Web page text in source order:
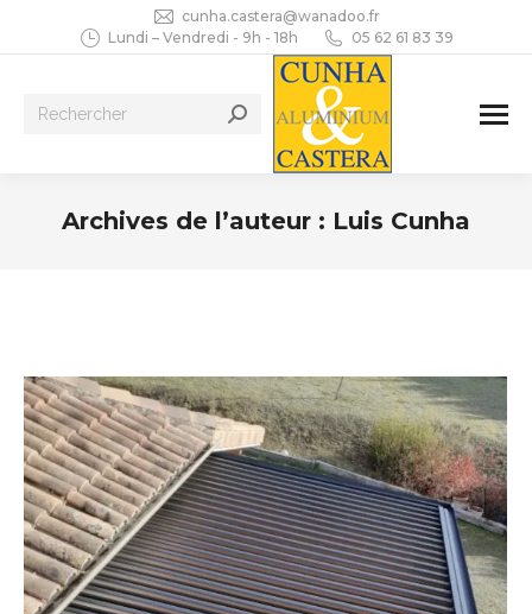
cunha.castera@wanadoo.fr
Lundi – Vendredi - 9h - 18h
05 62 61 83 39
Recherche
Archives de l’auteur : Luis Cunha